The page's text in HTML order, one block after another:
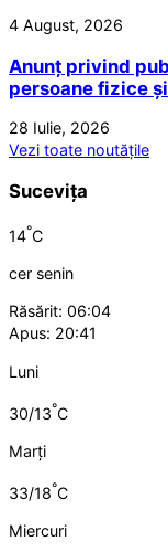
4 August, 2026
Anunț privind
persoane fizice
28 Iulie, 2026
Vezi toate noutățile
Sucevița
14°C
cer senin
Răsărit: 06:04
Apus: 20:41
Luni
30/13°C
Marți
33/18°C
Miercuri